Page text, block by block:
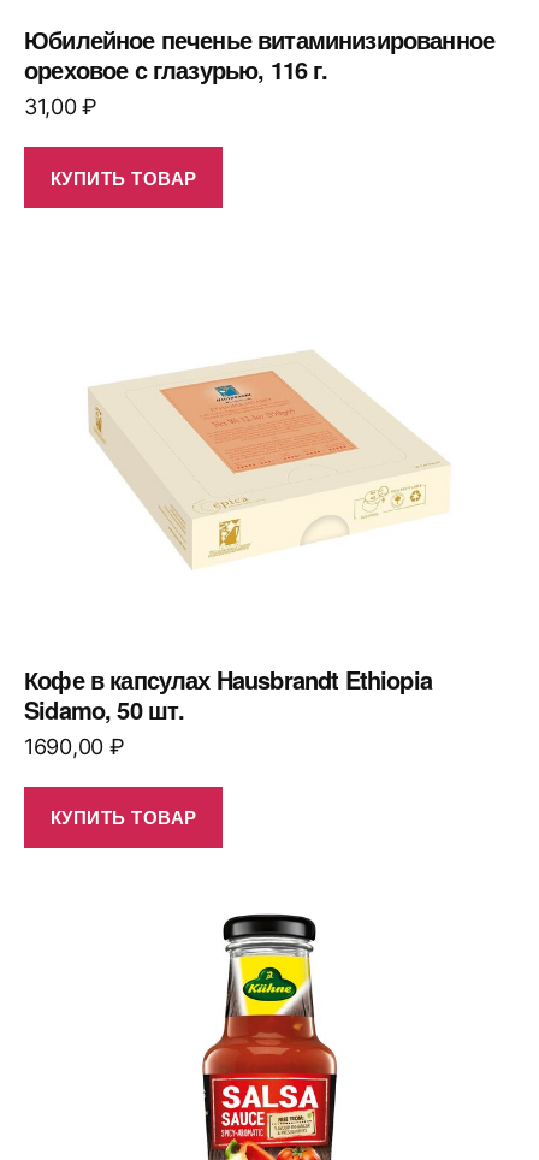
Юбилейное печенье витаминизированное
ореховое с глазурью, 116 г.
31,00₽
КУПИТЬ ТОВАР
Кофе в капсулах Hausbrandt Ethiopia
Sidamo, 50 шт.
1690,00 ₽
КУПИТЬ ТОВАР